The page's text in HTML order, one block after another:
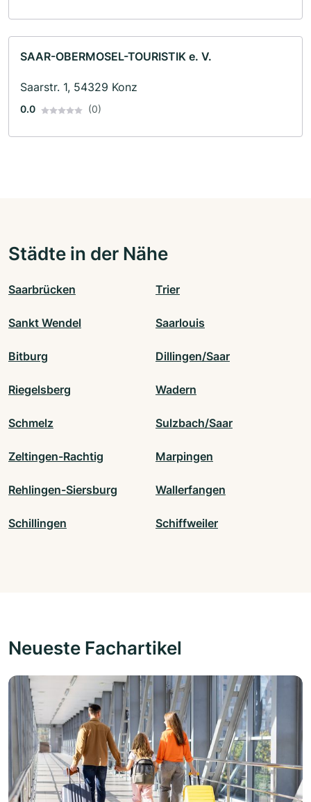
SAAR-OBERMOSEL-TOURISTIK e. V.
Saarstr. 1, 54329 Konz
0.0 (0)
Städte in der Nähe
Saarbrücken Trier
Sankt Wendel Saarlouis
Bitburg Dillingen/Saar
Riegelsberg Wadern
Schmelz Sulzbach/Saar
Zeltingen-Rachtig Marpingen
Rehlingen-Siersburg Wallerfangen
Schillingen Schiffweiler
Neueste Fachartikel